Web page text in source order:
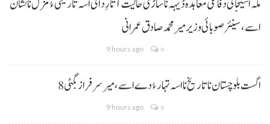
مکہ اسیجائی دفاعی معاہدہ ڈیہہ نا ساڑی حالیت آتا رِد اٹی اسہ تاریخی ءُ مزل نا نشان
اسے،سینئر صوبائی وزیر میر محمد صادق عمرانی
9 hours ago 0
8 اگست بلوچستان نا تاریخ نا اسہ تہار ءُ دے اسے، میرسرفراز بگٹی
9 hours ago 0